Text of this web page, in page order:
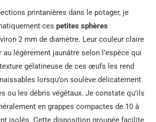
printanières dans le potager, je
ces petites sphères
2 mm de diamètre. Leur couleur claire
au légèrement jaunâtre selon l’espèce qui
gélatineuse de ces œufs les rend
lorsqu’on soulève délicatement
ou les débris végétaux. Je constate qu’ils
en grappes compactes de 10 à
isolés. Cette disposition groupée facilite